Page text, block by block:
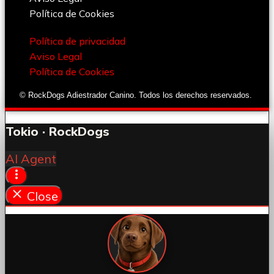
Política de Cookies
Política de privacidad
Aviso Legal
Política de Cookies
© RockDogs Adiestrador Canino. Todos los derechos reservados.
Tokio · RockDogs
AI Agent
Close